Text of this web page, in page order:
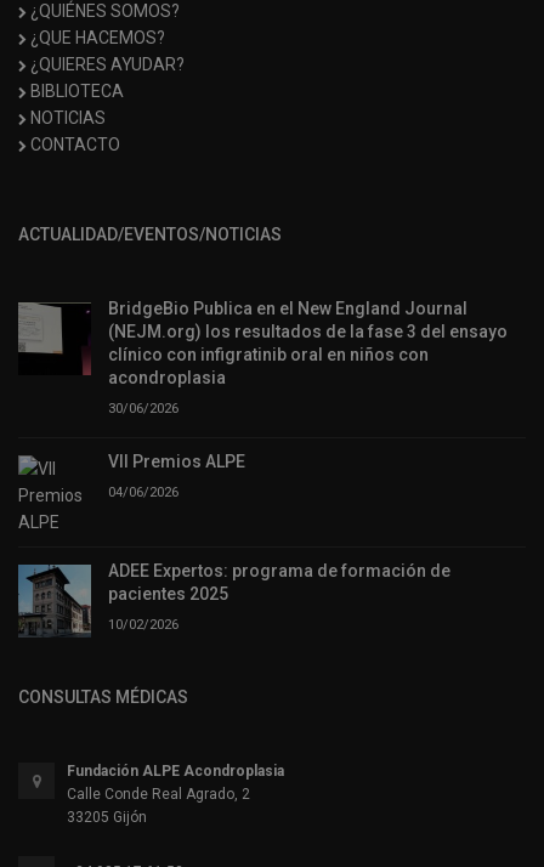
¿QUIÉNES SOMOS?
¿QUE HACEMOS?
¿QUIERES AYUDAR?
BIBLIOTECA
NOTICIAS
CONTACTO
ACTUALIDAD/EVENTOS/NOTICIAS
BridgeBio Publica en el New England Journal
(NEJM.org) los resultados de la fase 3 del ensayo
clínico con infigratinib oral en niños con
acondroplasia
30/06/2026
VII Premios ALPE
04/06/2026
ADEE Expertos: programa de formación de
pacientes 2025
10/02/2026
CONSULTAS MÉDICAS
Fundación ALPE Acondroplasia
Calle Conde Real Agrado, 2
33205 Gijón